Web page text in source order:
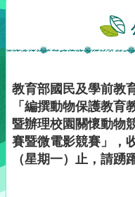
教育部國民及學前教
「編撰動物保護教
暨辦理校園關懷動物
賽暨微電影競賽」，
（星期一）止，請踴